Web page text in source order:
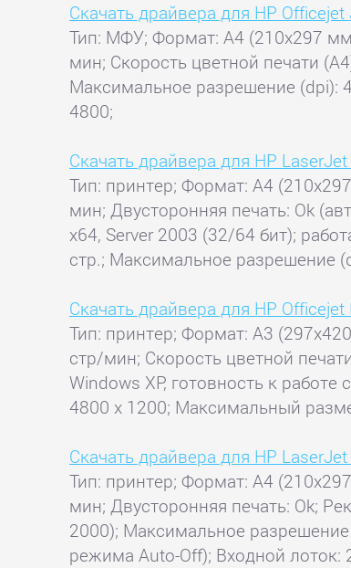
Скачать драйвера для HP
Тип: МФУ; Формат: A4 (210x297
мин; Скорость цветной печати
Максимальное разрешение (dpi):
4800;
Скачать драйвера для HP
Тип: принтер; Формат: A4
мин; Двусторонняя печать: Ok
x64, Server 2003 (32/64 бит);
стр.; Максимальное разрешение
Скачать драйвера для HP
Тип: принтер; Формат: A3
стр/мин; Скорость цветной
Windows XP, готовность к
4800 x 1200; Максимальный
Скачать драйвера для HP
Тип: принтер; Формат: A4
мин; Двусторонняя печать: Ok;
2000); Максимальное
режима Auto-Off); Входной лоток: